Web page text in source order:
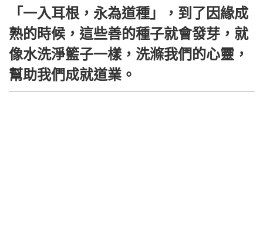
「一入耳根，永為道種」，到了因緣成
熟的時候，這些善的種子就會發芽，就
像水洗淨籃子一樣，洗滌我們的心靈，
幫助我們成就道業。